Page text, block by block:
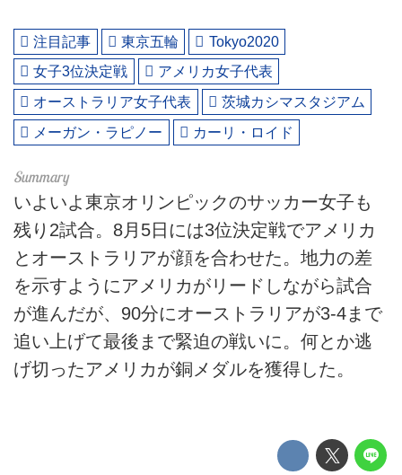
注目記事 東京五輪
Tokyo2020
女子3位決定戦
アメリカ女子代表
オーストラリア女子代表
茨城カシマスタジアム
メーガン・ラピノー
カーリ・ロイド
いよいよ東京オリンピックのサッカー女子も
残り2試合。8月5日には3位決定戦でアメリカ
とオーストラリアが顔を合わせた。地力の差
を示すようにアメリカがリードしながら試合
が進んだが、90分にオーストラリアが3-4まで
追い上げて最後まで緊迫の戦いに。何とか逃
げ切ったアメリカが銅メダルを獲得した。